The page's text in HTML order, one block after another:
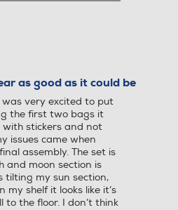
as good as it could be
very excited to put
the first two bags it
with stickers and not
issues came when
assembly. The set is
and moon section is
tilting my sun section,
shelf it looks like it’s
the floor. I don’t think